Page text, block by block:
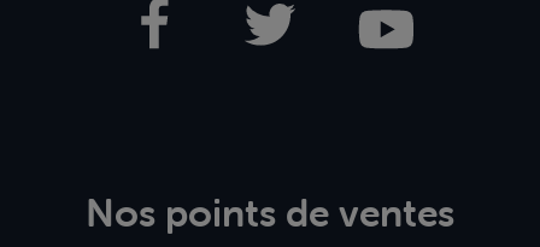
Nos points de ventes